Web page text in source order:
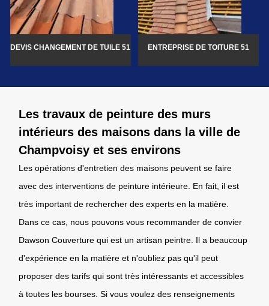
DEVIS CHANGEMENT DE TUILE 51 ENTREPRISE DE TOITURE 51
Les travaux de peinture des murs
intérieurs des maisons dans la ville de
Champvoisy et ses environs
Les opérations d'entretien des maisons peuvent se faire
avec des interventions de peinture intérieure. En fait, il est
très important de rechercher des experts en la matière.
Dans ce cas, nous pouvons vous recommander de convier
Dawson Couverture qui est un artisan peintre. Il a beaucoup
d'expérience en la matière et n'oubliez pas qu'il peut
proposer des tarifs qui sont très intéressants et accessibles
à toutes les bourses. Si vous voulez des renseignements